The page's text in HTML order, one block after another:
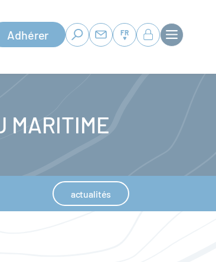
Adhérer FR
MARITIME
actualités